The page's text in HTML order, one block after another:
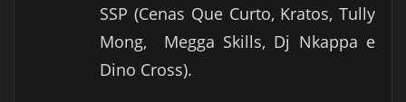
SSP (Cenas Que Curto, Kratos, Tully
Mong, Megga Skills, Dj Nkappa e
Dino Cross).